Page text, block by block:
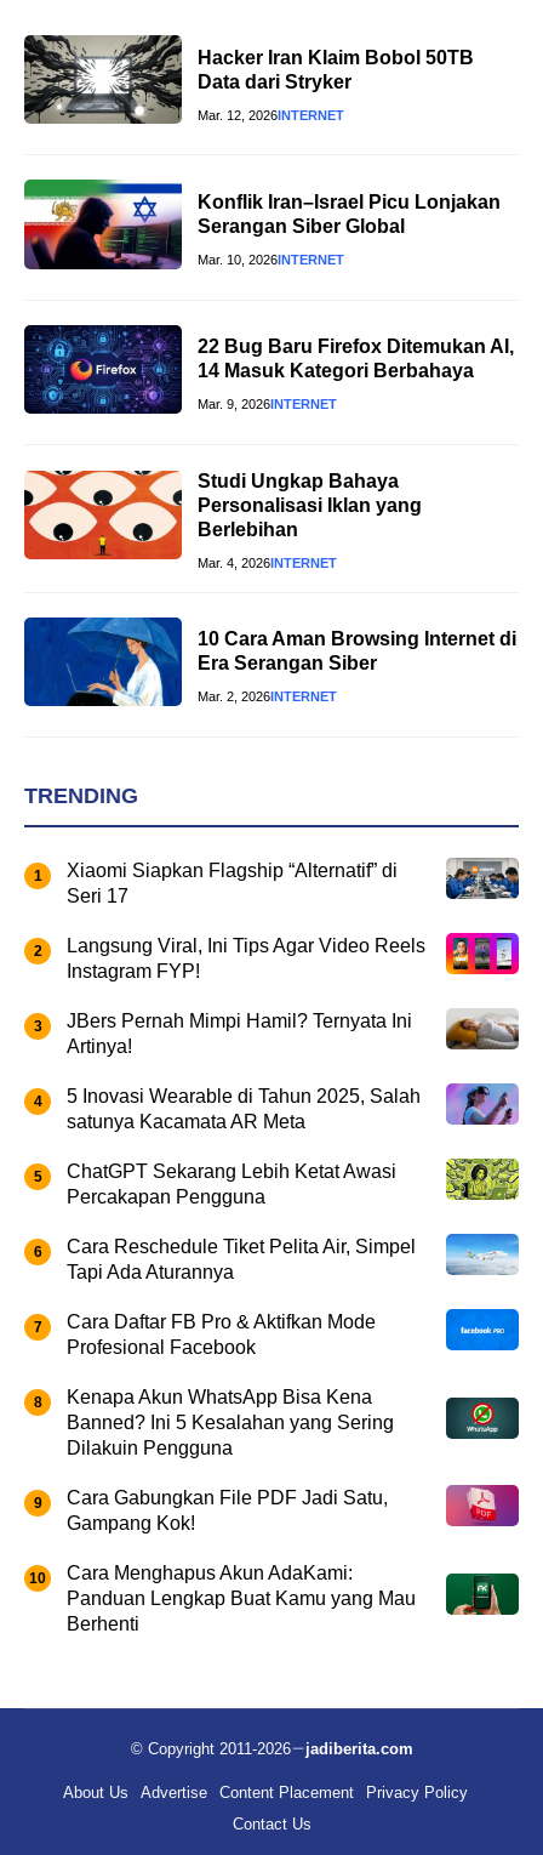
Hacker Iran Klaim Bobol 50TB
Data dari Stryker
Mar. 12, 2026INTERNET
Konflik Iran–Israel Picu Lonjakan
Serangan Siber Global
Mar. 10, 2026INTERNET
22 Bug Baru Firefox Ditemukan AI,
14 Masuk Kategori Berbahaya
Mar. 9, 2026INTERNET
Studi Ungkap Bahaya
Personalisasi Iklan yang
Berlebihan
Mar. 4, 2026INTERNET
10 Cara Aman Browsing Internet di
Era Serangan Siber
Mar. 2, 2026INTERNET
TRENDING
Xiaomi Siapkan Flagship “Alternatif” di
Seri 17
Langsung Viral, Ini Tips Agar Video Reels
Instagram FYP!
JBers Pernah Mimpi Hamil? Ternyata Ini
Artinya!
5 Inovasi Wearable di Tahun 2025, Salah
satunya Kacamata AR Meta
ChatGPT Sekarang Lebih Ketat Awasi
Percakapan Pengguna
Cara Reschedule Tiket Pelita Air, Simpel
Tapi Ada Aturannya
Cara Daftar FB Pro & Aktifkan Mode
Profesional Facebook
Kenapa Akun WhatsApp Bisa Kena
Banned? Ini 5 Kesalahan yang Sering
Dilakuin Pengguna
Cara Gabungkan File PDF Jadi Satu,
Gampang Kok!
Cara Menghapus Akun AdaKami:
Panduan Lengkap Buat Kamu yang Mau
Berhenti
© Copyright 2011-2026 jadiberita.com
About Us Advertise Content Placement
Privacy Policy
Contact Us